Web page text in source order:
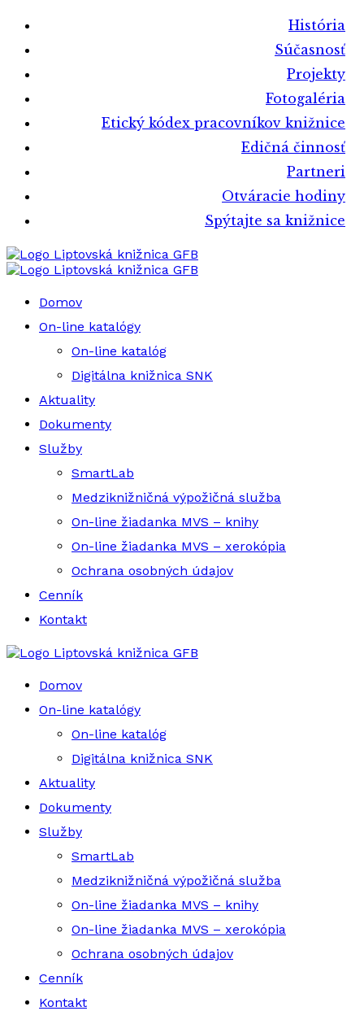
História
Súčasnosť
Projekty
Fotogaléria
Etický kódex pracovníkov knižnice
Edičná činnosť
Partneri
Otváracie hodiny
Spýtajte sa knižnice
Liptovská knižnica GFB
Liptovská knižnica GFB
Domov
On-line katalógy
On-line katalóg
Digitálna knižnica SNK
Aktuality
Dokumenty
Služby
SmartLab
Medziknižničná výpožičná služba
On-line žiadanka MVS – knihy
On-line žiadanka MVS – xerokópia
Ochrana osobných údajov
Cenník
Kontakt
Liptovská knižnica GFB
Domov
On-line katalógy
On-line katalóg
Digitálna knižnica SNK
Aktuality
Dokumenty
Služby
SmartLab
Medziknižničná výpožičná služba
On-line žiadanka MVS – knihy
On-line žiadanka MVS – xerokópia
Ochrana osobných údajov
Cenník
Kontakt